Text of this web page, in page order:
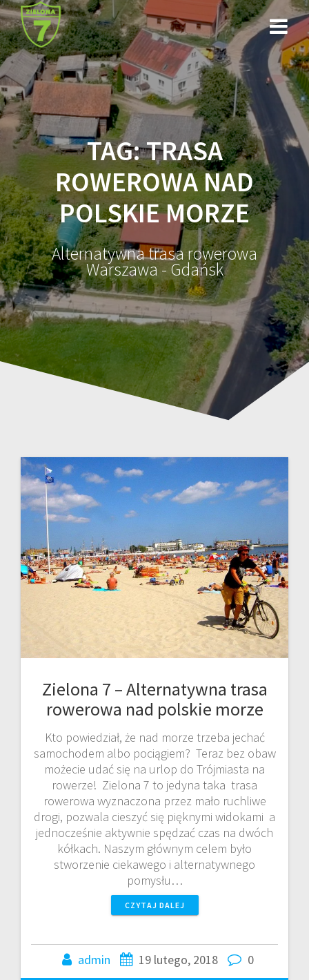
do
treści
TAG:TRASA
ROWEROWA NAD
POLSKIE MORZE
Alternatywna trasa rowerowa
Warszawa - Gdańsk
Zielona 7 – Alternatywna trasa
rowerowa nad polskie morze
Kto powiedział, że nad morze trzeba jechać
samochodem albo pociągiem? Teraz bez obaw
możecie udać się na urlop do Trójmiasta na
rowerze! Zielona 7 to jedyna taka trasa
rowerowa wyznaczona przez mało ruchliwe
drogi, pozwala cieszyć się pięknymi widokami a
jednocześnie aktywnie spędzać czas na dwóch
kółkach. Naszym głównym celem było
stworzenie ciekawego i alternatywnego
pomysłu…
CZYTAJ DALEJ
admin 19 lutego, 2018 0